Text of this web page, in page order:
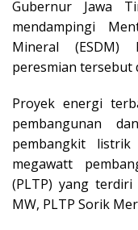
Gubernur Jawa
mendampingi
Mineral (ESDM)
peresmian tersebut
Proyek energi
pembangunan
pembangkit
megawatt
(PLTP) yang
MW, PLTP Sorik